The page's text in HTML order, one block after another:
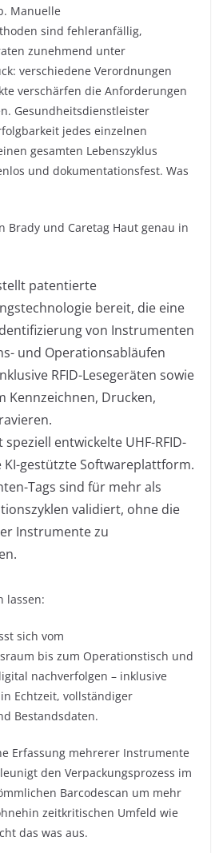
Manuelle
sind fehleranfällig,
zunehmend unter
verschiedene Verordnungen
verschärfen die Anforderungen
Gesundheitsdienstleister
jedes einzelnen
gesamten Lebenszyklus
und dokumentationsfest. Was
Brady und Caretag Haut genau in
patentierte
bereit, die eine
von Instrumenten
und Operationsabläufen
RFID-Lesegeräten sowie
Kennzeichnen, Drucken,
speziell entwickelte UHF-RFID-
KI-gestützte Softwareplattform.
Tags sind für mehr als
validiert, ohne die
Instrumente zu
lassen:
sich vom
bis zum Operationstisch und
nachverfolgen – inklusive
Echtzeit, vollständiger
Bestandsdaten.
Erfassung mehrerer Instrumente
den Verpackungsprozess im
Barcodescan um mehr
zeitkritischen Umfeld wie
das was aus.